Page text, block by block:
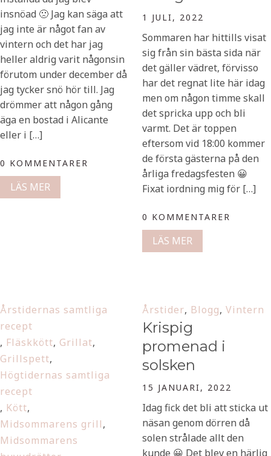
insnöad 🙁 Jag kan säga att
jag inte är något fan av
vintern och det har jag
heller aldrig varit någonsin
förutom under december då
jag tycker snö hör till. Jag
drömmer att någon gång
äga en bostad i Alicante
eller i […]
0 KOMMENTARER
LÄS MER
1 JULI, 2022
Sommaren har hittills visat
sig från sin bästa sida när
det gäller vädret, förvisso
har det regnat lite här idag
men om någon timme skall
det spricka upp och bli
varmt. Det är toppen
eftersom vid 18:00 kommer
de första gästerna på den
årliga fredagsfesten 😀
Fixat iordning mig för […]
0 KOMMENTARER
LÄS MER
Årstidernas samtliga
recept
, Fläskkött, Grillat,
Grillspett,
Högtidernas samtliga
recept
, Kött,
Midsommarens grill,
Midsommarens
Årstider, Blogg,Vintern
Krispig
promenad i
solsken
15 JANUARI, 2022
Idag fick det bli att sticka ut
näsan genom dörren då
solen strålade allt den
kunde 😀 Det blev en härlig